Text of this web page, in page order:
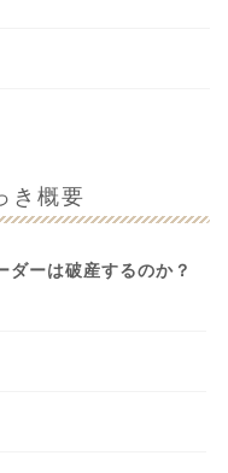
き概要
ダーは破産するのか？